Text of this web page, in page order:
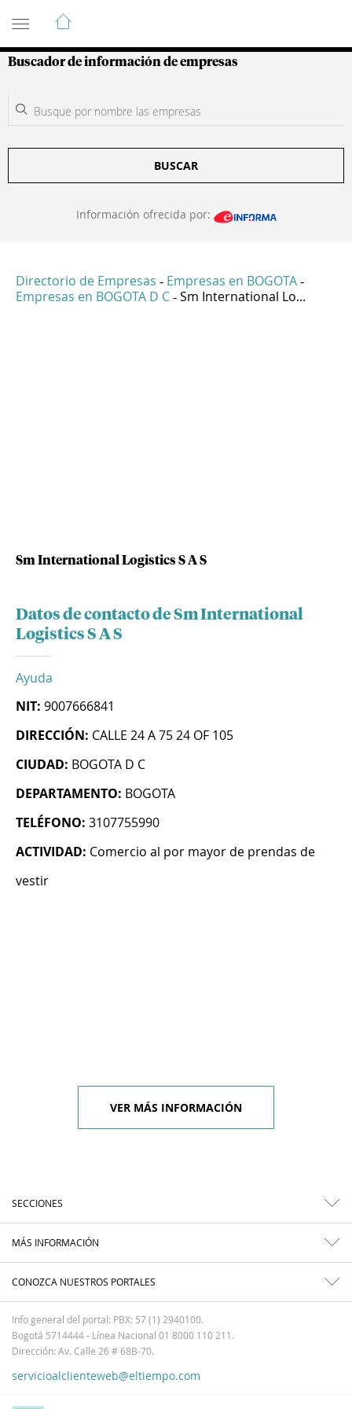
Guía de Empresas Colombianas
Buscador de información de empresas
BUSCAR
Información ofrecida por:
Directorio de Empresas - Empresas en BOGOTA -
Empresas en BOGOTA D C - Sm International Lo...
Sm International Logistics S A S
Datos de contacto de Sm International
Logistics S A S
Ayuda
NIT: 9007666841
DIRECCIÓN: CALLE 24 A 75 24 OF 105
CIUDAD: BOGOTA D C
DEPARTAMENTO: BOGOTA
TELÉFONO: 3107755990
ACTIVIDAD: Comercio al por mayor de prendas de
vestir
VER MÁS INFORMACIÓN
SECCIONES
MÁS INFORMACIÓN
CONOZCA NUESTROS PORTALES
Info general del portal: PBX: 57 (1) 2940100.
Bogotá 5714444 - Línea Nacional 01 8000 110 211.
Dirección: Av. Calle 26 # 68B-70.
servicioalclienteweb@eltiempo.com